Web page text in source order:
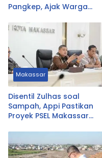
Pangkep, Ajak Warga
Makassar
Disentil Zulhas soal
Sampah, Appi Pastikan
Proyek PSEL Makassar